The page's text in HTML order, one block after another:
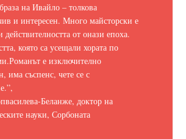
на Ивайло – толкова
и интересен. Много майсторски е
действителността от онази епоха.
която са усещали хората по
Романът е изключително
има съспенс, чете се с
”,
Беланже, доктор на
науки, Сорбоната